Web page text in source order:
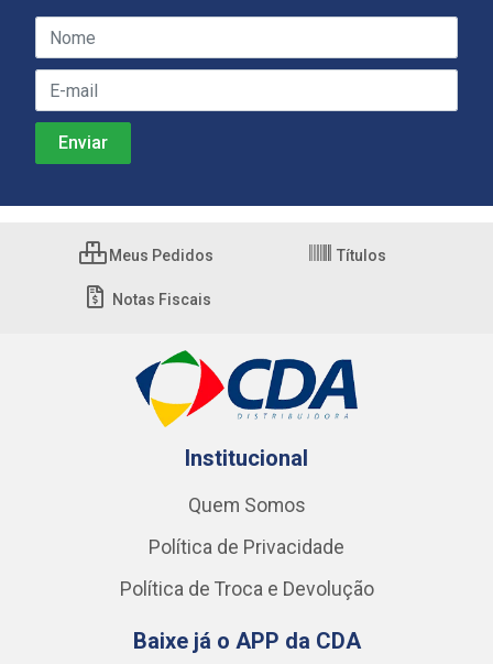
Meus Pedidos Títulos
Notas Fiscais
Institucional
Quem Somos
Política de Privacidade
Política de Troca e Devolução
Baixe já o APP da CDA